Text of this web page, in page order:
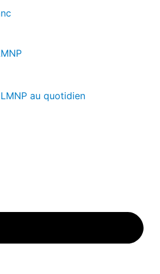
au quotidien